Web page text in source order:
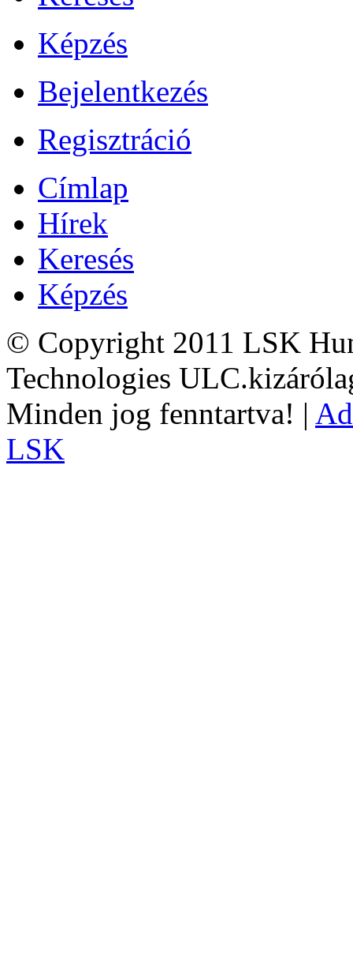
Képzés
Bejelentkezés
Regisztráció
Címlap
Hírek
Keresés
Képzés
© Copyright 2011 LSK
Technologies
Minden jog fenntartva! |
LSK